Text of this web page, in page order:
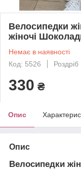
Велосипедки
жіночі
Немає в наявності
Код: 5526
Роздріб
330 ₴
Опис
Опис
Велосипедки